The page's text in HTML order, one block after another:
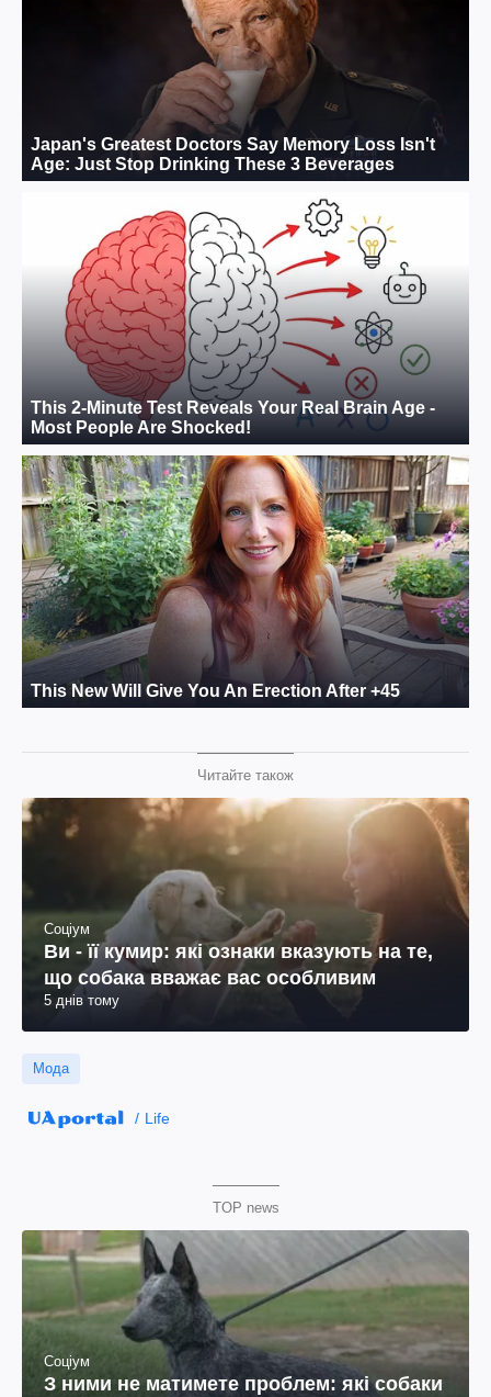
Читайте також
Соціум
Ви - її кумир: які ознаки вказують на те,
що собака вважає вас особливим
5 днів тому
Мода
Life
TOP news
Соціум
З ними не матимете проблем: які собаки